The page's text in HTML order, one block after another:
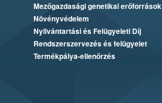
Mezőgazdasági genetikai erőforrások
Növényvédelem
Nyilvántartási és Felügyeleti Díj
Rendszerszervezés és felügyelet
Termékpálya-ellenőrzés